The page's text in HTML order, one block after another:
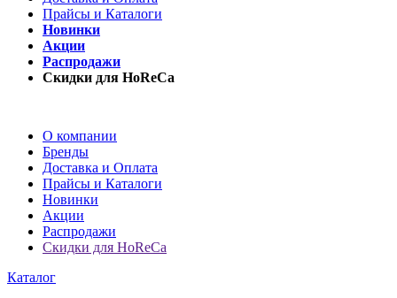
Прайсы и Каталоги
Новинки
Акции
Распродажи
Скидки для HoReCa
О компании
Бренды
Доставка и Оплата
Прайсы и Каталоги
Новинки
Акции
Распродажи
Скидки для HoReCa
Каталог